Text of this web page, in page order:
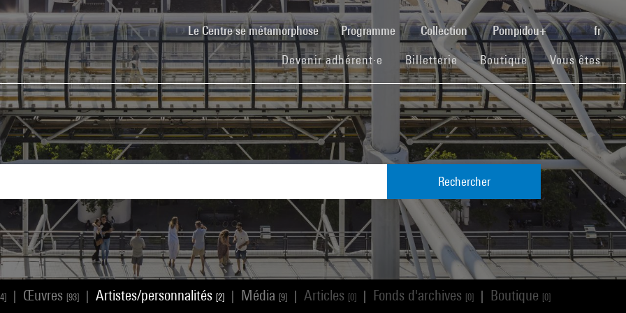
Le Centre se métamorphose(current)Programme Collection Pompidou+ fr
Devenir adhérent·e (current)
Billetterie(current)Boutique(current)Vous êtes
Rechercher
Œuvres [93] Artistes/personnalités [2] Média [9] Articles [0] Fonds d'archives [0] Boutique [0]